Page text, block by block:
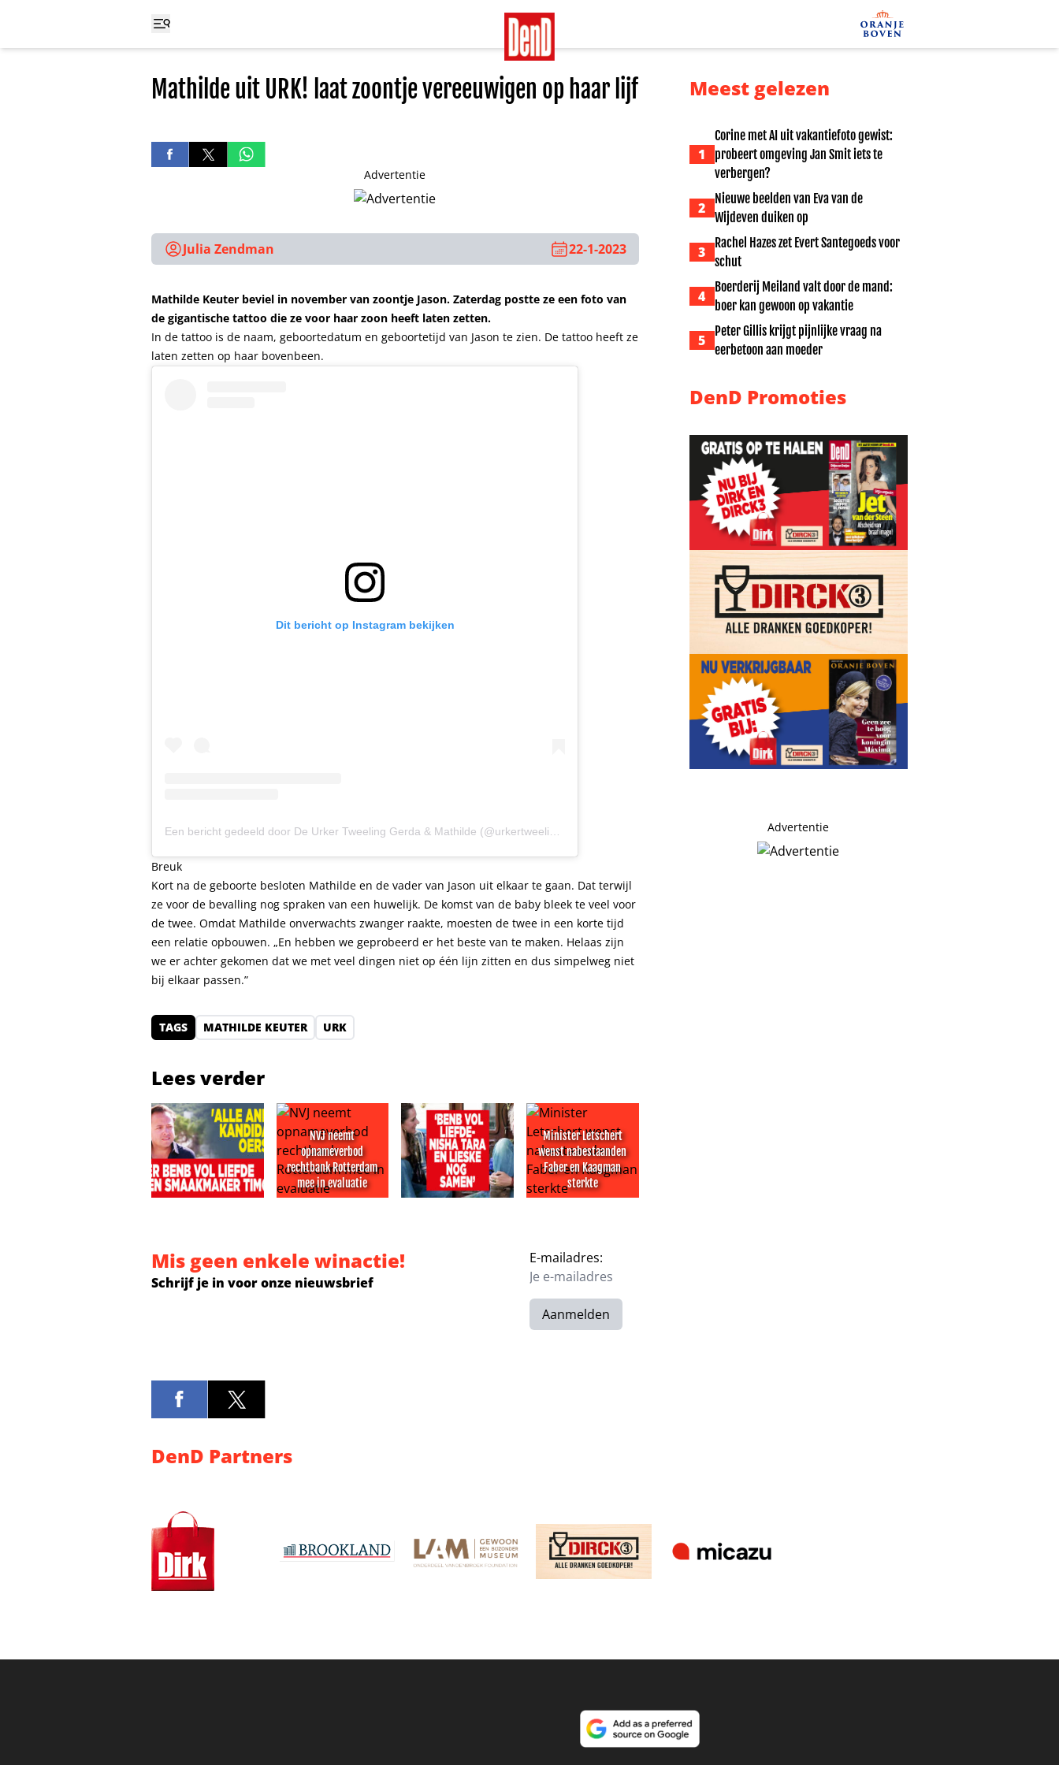
Mathilde uit URK! laat zoontje vereeuwigen op haar lijf
Advertentie
Julia Zendman 22-1-2023
Mathilde Keuter beviel in november van zoontje Jason. Zaterdag postte ze een foto van
de gigantische tattoo die ze voor haar zoon heeft laten zetten.
In de tattoo is de naam, geboortedatum en geboortetijd van Jason te zien. De tattoo heeft ze
laten zetten op haar bovenbeen.
Dit bericht op Instagram bekijken
Breuk
Kort na de geboorte besloten Mathilde en de vader van Jason uit elkaar te gaan. Dat terwijl
ze voor de bevalling nog spraken van een huwelijk. De komst van de baby bleek te veel voor
de twee. Omdat Mathilde onverwachts zwanger raakte, moesten de twee in een korte tijd
een relatie opbouwen. „En hebben we geprobeerd er het beste van te maken. Helaas zijn
we er achter gekomen dat we met veel dingen niet op één lijn zitten en dus simpelweg niet
bij elkaar passen.”
TAGS MATHILDE KEUTER URK
Lees verder
NVJ neemt
opnameverbod
rechtbank Rotterdam
mee in evaluatie
Minister Letschert
wenst nabestaanden
Faber en Kaagman
sterkte
Meest gelezen
1
Corine met AI uit vakantiefoto gewist:
probeert omgeving Jan Smit iets te
verbergen?
2
Nieuwe beelden van Eva van de
Wijdeven duiken op
3
Rachel Hazes zet Evert Santegoeds voor
schut
4
Boerderij Meiland valt door de mand:
boer kan gewoon op vakantie
5
Peter Gillis krijgt pijnlijke vraag na
eerbetoon aan moeder
DenD Promoties
Advertentie
Mis geen enkele winactie!
Schrijf je in voor onze nieuwsbrief
E-mailadres:
Aanmelden
DenD Partners